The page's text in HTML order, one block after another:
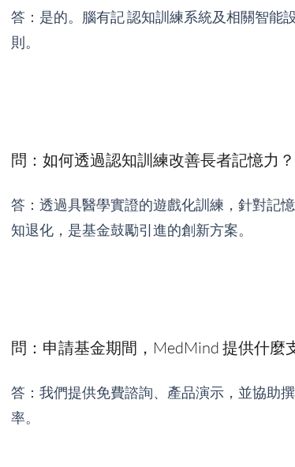
答：是的。腦有記 認知訓練系統及相關智能
則。
問：如何透過認知訓練改善長者記憶力？
答：透過具醫學實證的遊戲化訓練，針對記
知退化，是基金鼓勵引進的創新方案。
問：申請基金期間，MedMind 提供什麼
答：我們提供免費諮詢、產品演示，並協助
率。